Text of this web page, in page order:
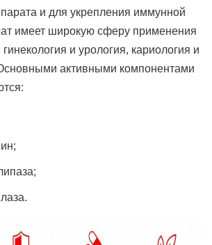
и для укрепления иммунной
имеет широкую сферу применения
и урология, кариология и
активными компонентами